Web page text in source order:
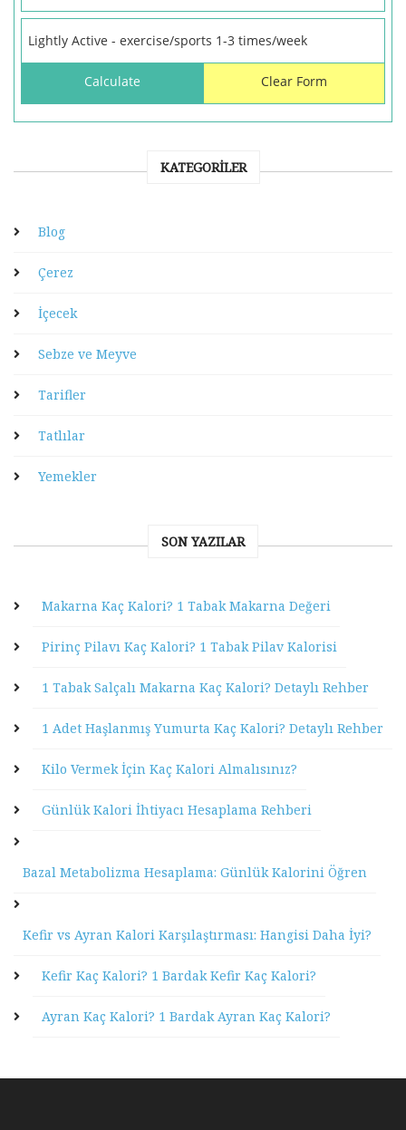
KATEGORILER
Blog
Çerez
İçecek
Sebze ve Meyve
Tarifler
Tatlılar
Yemekler
SON YAZILAR
Makarna Kaç Kalori? 1 Tabak Makarna Değeri
Pirinç Pilavı Kaç Kalori? 1 Tabak Pilav Kalorisi
1 Tabak Salçalı Makarna Kaç Kalori? Detaylı Rehber
1 Adet Haşlanmış Yumurta Kaç Kalori? Detaylı Rehber
Kilo Vermek İçin Kaç Kalori Almalısınız?
Günlük Kalori İhtiyacı Hesaplama Rehberi
Bazal Metabolizma Hesaplama: Günlük Kalorini Öğren
Kefir vs Ayran Kalori Karşılaştırması: Hangisi Daha İyi?
Kefir Kaç Kalori? 1 Bardak Kefir Kaç Kalori?
Ayran Kaç Kalori? 1 Bardak Ayran Kaç Kalori?